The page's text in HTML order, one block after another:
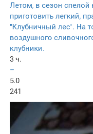
Летом, в сезон спелой
приготовить легкий,
"Клубничный лес". На
воздушного
клубники.
3 ч.
–
5.0
241